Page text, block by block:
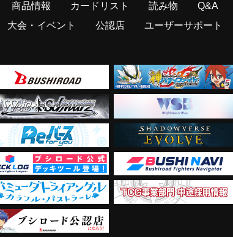
商品情報 カードリスト 読み物 Q&A
大会・イベント 公認店 ユーザーサポート